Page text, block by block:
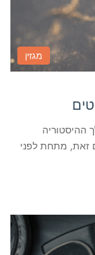
מגזין
ההיסטוריה
זאת, מתחת לפני